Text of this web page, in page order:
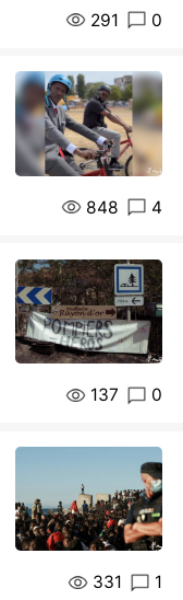
291 0
848 4
137 0
331 1